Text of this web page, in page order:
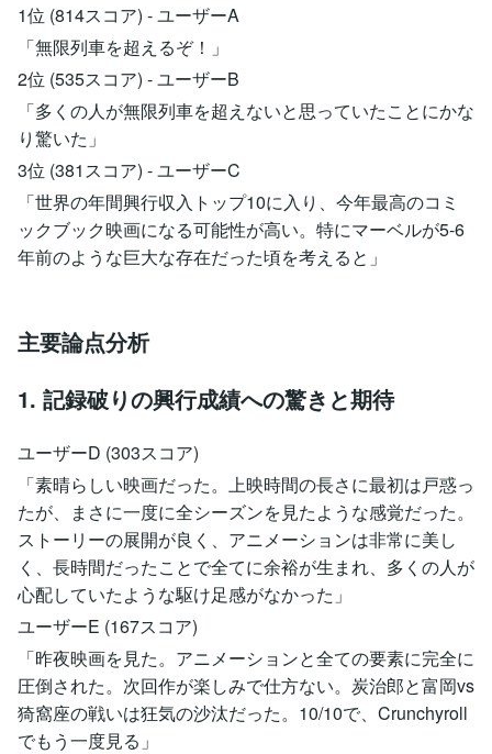
1位 (814スコア) - ユーザーA
「無限列車を超えるぞ！」
2位 (535スコア) - ユーザーB
「多くの人が無限列車を超えないと思っていたことにかな
り驚いた」
3位 (381スコア) - ユーザーC
「世界の年間興行収入トップ10に入り、今年最高のコミ
ックブック映画になる可能性が高い。特にマーベルが5-6
年前のような巨大な存在だった頃を考えると」
主要論点分析
1. 記録破りの興行成績への驚きと期待
ユーザーD (303スコア)
「素晴らしい映画だった。上映時間の長さに最初は戸惑っ
たが、まさに一度に全シーズンを見たような感覚だった。
ストーリーの展開が良く、アニメーションは非常に美し
く、長時間だったことで全てに余裕が生まれ、多くの人が
心配していたような駆け足感がなかった」
ユーザーE (167スコア)
「昨夜映画を見た。アニメーションと全ての要素に完全に
圧倒された。次回作が楽しみで仕方ない。炭治郎と富岡vs
猗窩座の戦いは狂気の沙汰だった。10/10で、Crunchyroll
でもう一度見る」